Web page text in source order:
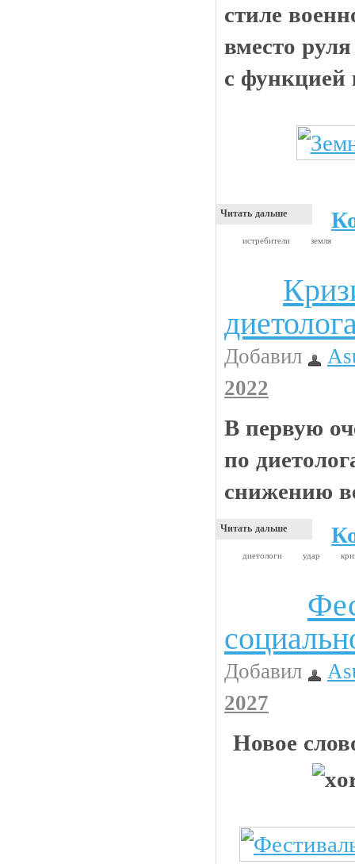
стиле
вместо
с функцией
Читать дальше
истребители земля
Добавил
2022
В первую
по
снижению
Читать дальше
диетологи удар
Добавил
2027
Новое